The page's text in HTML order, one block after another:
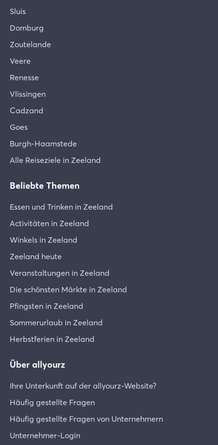
Sluis
Domburg
Zoutelande
Veere
Renesse
Vlissingen
Cadzand
Goes
Burgh-Haamstede
Alle Reiseziele in Zeeland
Beliebte Themen
Essen und Trinken in Zeeland
Activitäten in Zeeland
Winkels in Zeeland
Zeeland heute
Veranstaltungen in Zeeland
Die schönsten Märkte in Zeeland
Pfingsten in Zeeland
Sommerurlaub in Zeeland
Herbstferien in Zeeland
Über allyourz
Ihre Unterkunft auf der allyourz-Website?
Häufig gestellte Fragen
Häufig gestellte Fragen von Unternehmern
Unternehmer-Login